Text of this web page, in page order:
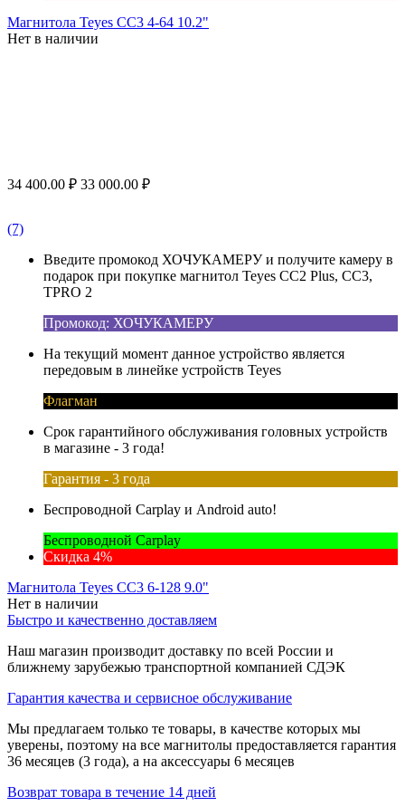
Магнитола Teyes CC3 4-64 10.2"
Нет в наличии
34 400.00 ₽ 33 000.00 ₽
(7)
Введите промокод ХОЧУКАМЕРУ и получите камеру в
подарок при покупке магнитол Teyes CC2 Plus, CC3,
TPRO 2
Промокод: ХОЧУКАМЕРУ
На текущий момент данное устройство является
передовым в линейке устройств Teyes
Флагман
Срок гарантийного обслуживания головных устройств
в магазине - 3 года!
Гарантия - 3 года
Беспроводной Carplay и Android auto!
Беспроводной Carplay
Скидка 4%
Магнитола Teyes CC3 6-128 9.0"
Нет в наличии
Быстро и качественно доставляем
Наш магазин производит доставку по всей России и
ближнему зарубежью транспортной компанией СДЭК
Гарантия качества и сервисное обслуживание
Мы предлагаем только те товары, в качестве которых мы
уверены, поэтому на все магнитолы предоставляется гарантия
36 месяцев (3 года), а на аксессуары 6 месяцев
Возврат товара в течение 14 дней